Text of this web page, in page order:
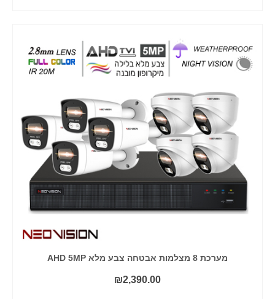
מערכת 8 מצלמות אבטחה צבע מלא AHD 5MP
₪2,390.00